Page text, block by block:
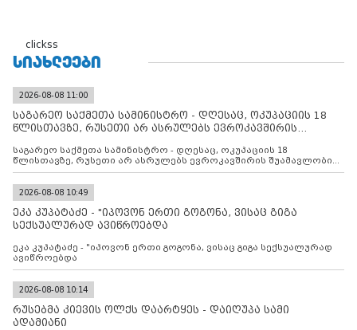
clickss
ᲡᲘᲐᲮᲚᲔᲔᲑᲘ
2026-08-08 11:00
საგარეო საქმეთა სამინისტრო - დღესაც, ოკუპაციის 18
წლისთავზე, რუსეთი არ ასრულებს ევროკავშირის
საგარეო საქმეთა სამინისტრო - დღესაც, ოკუპაციის 18
წლისთავზე, რუსეთი არ ასრულებს ევროკავშირის შუამავლობით
დადებულ 2008 წლის 12 აგვისტოს ცეცხლის შეწყვეტის
კონტროლს ოკუპირებულ რეგიონებში, აგრძელებს მათი
მილიტარიზაციის პროცესს და აქტიურად დგამს ნაბიჯებს მათი
ფაქტობრივი ანექსიისკენ
2026-08-08 10:49
ეკა კუპატაძე - "იპოვონ ერთი გოგონა, ვისაც გიგა
სექსუალურად ავიწროებდა
ეკა კუპატაძე - "იპოვონ ერთი გოგონა, ვისაც გიგა სექსუალურად
ავიწროებდა
2026-08-08 10:14
რუსებმა კიევის ოლქს დაარტყეს - დაიღუპა სამი
ადამიანი